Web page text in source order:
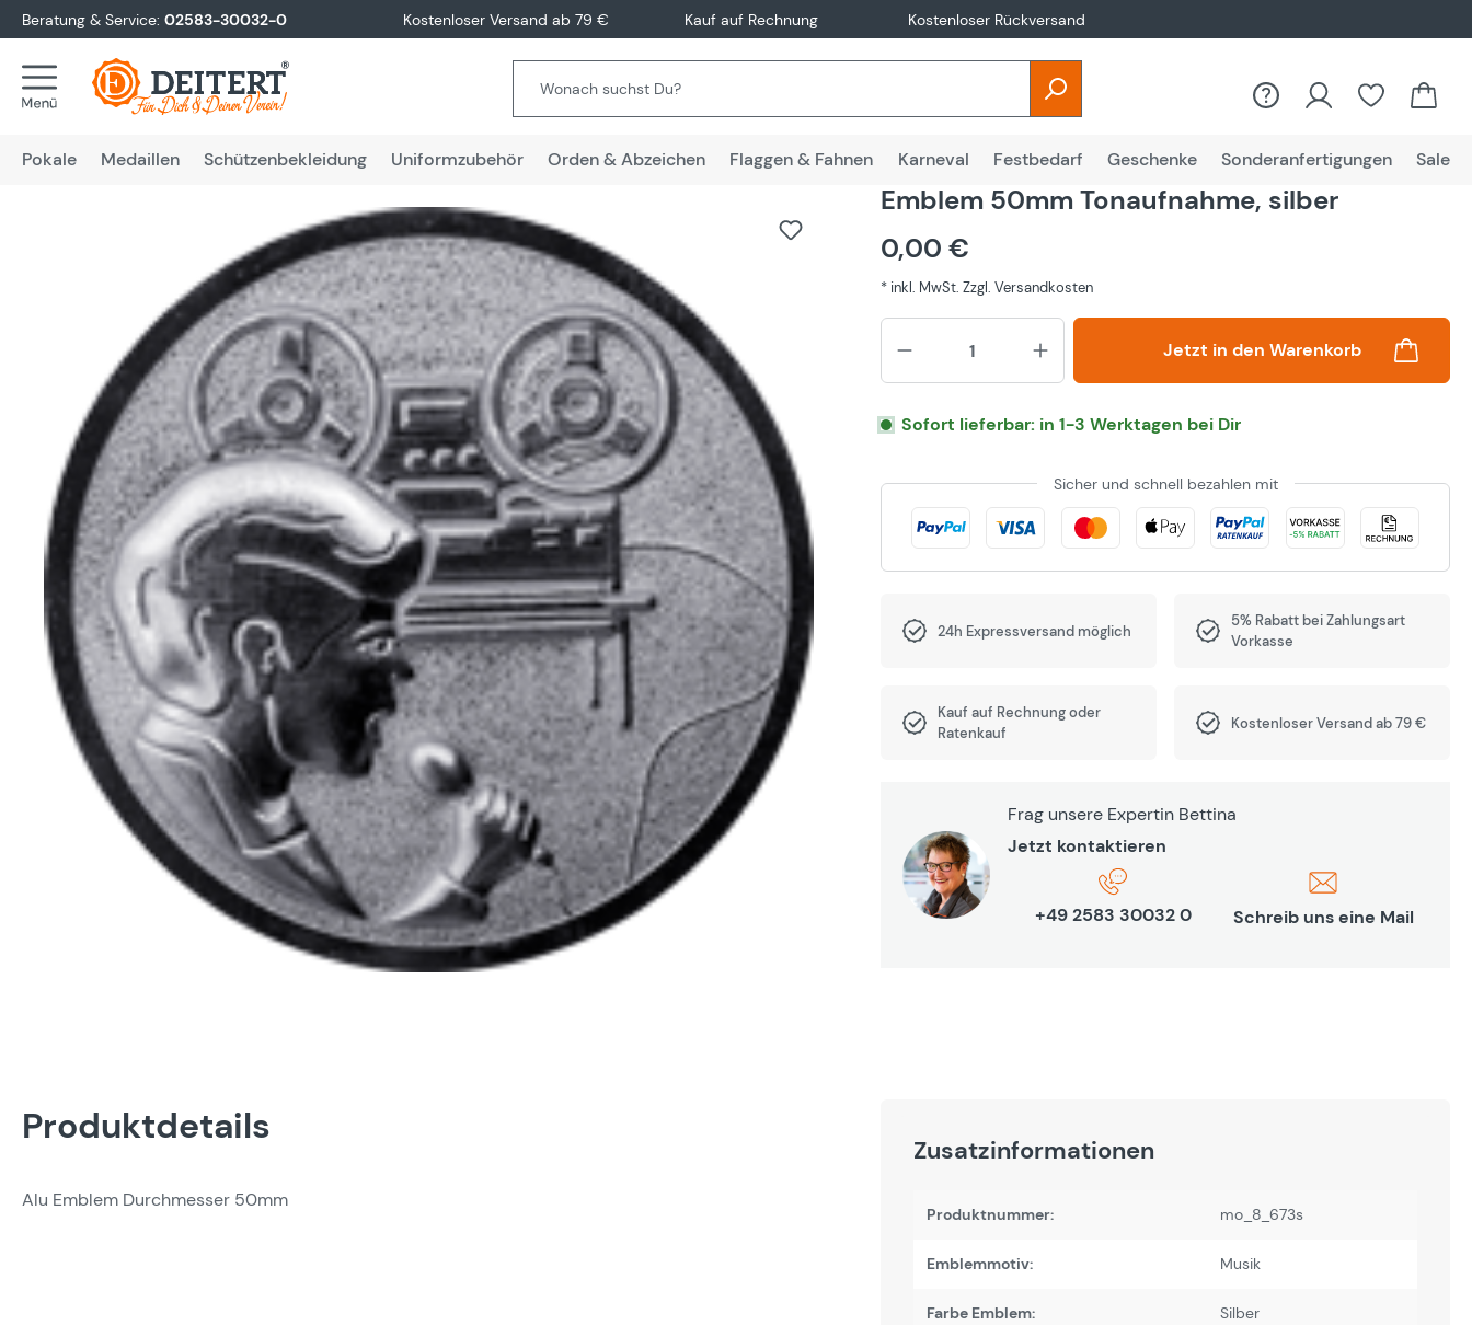
Zur Hauptnavigation springen
Beratung & Service: 02583-30032-0 Kostenloser Versand ab 79 € Kauf auf Rechnung Kostenloser Rückversand
Pokale Medaillen Schützenbekleidung Uniformzubehör Orden & Abzeichen Flaggen & Fahnen Karneval Festbedarf Geschenke Sonderanfertigungen Sale
Emblem 50mm Tonaufnahme, silber
0,00 €
* inkl. MwSt. Zzgl. Versandkosten
Produkt Anzahl: Gib den
Jetzt in den Warenkorb
Sofort lieferbar: in 1-3 Werktagen bei Dir
Sicher und schnell bezahlen mit
24h Expressversand möglich
5% Rabatt bei Zahlungsart
Vorkasse
Kauf auf Rechnung oder
Ratenkauf
Kostenloser Versand ab 79 €
Frag unsere Expertin Bettina
Jetzt kontaktieren
+49 2583 30032 0 Schreib uns eine Mail
Produktdetails
Alu Emblem Durchmesser 50mm
Zusatzinformationen
Produktnummer: mo_8_673s
Emblemmotiv: Musik
Farbe Emblem: Silber